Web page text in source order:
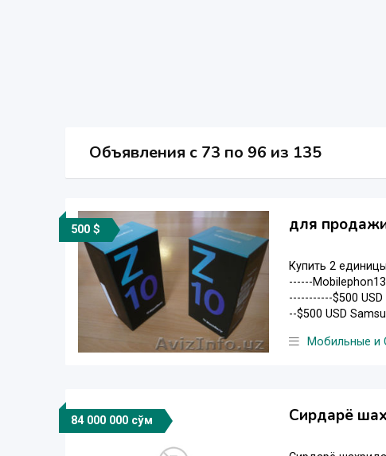
Объявления c 73 по 96 из 135
500 $ для
Купить 2
------
-----------$500
--$500 USD
Мобильные и
84 000 000 сўм Сирдарё